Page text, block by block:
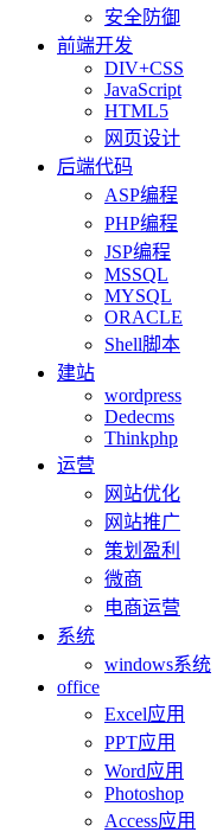
安全防御
前端开发
DIV+CSS
JavaScript
HTML5
网页设计
后端代码
ASP编程
PHP编程
JSP编程
MSSQL
MYSQL
ORACLE
Shell脚本
建站
wordpress
Dedecms
Thinkphp
运营
网站优化
网站推广
策划盈利
微商
电商运营
系统
windows系统
office
Excel应用
PPT应用
Word应用
Photoshop
Access应用